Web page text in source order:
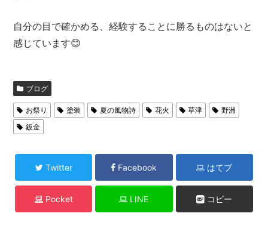
自分の目で確かめる、経験することに勝るものはないと
感じています😊
ブログ
お祭り 塗装 夏の風物詩 花火 草津
野洲
鈑金
Twitter Facebook はてブ
Pocket LINE コピー